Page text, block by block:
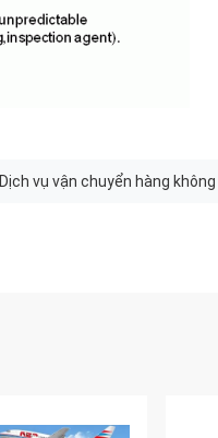
Dịch vụ vận chuyển hàng